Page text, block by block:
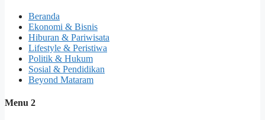
Beranda
Ekonomi & Bisnis
Hiburan & Pariwisata
Lifestyle & Peristiwa
Politik & Hukum
Sosial & Pendidikan
Beyond Mataram
Menu 2